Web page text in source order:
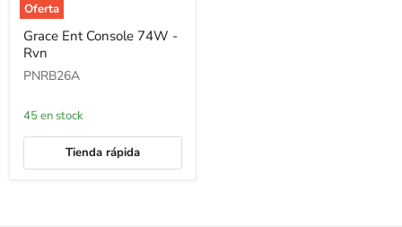
Oferta
Grace
Ent
Console
74W
Grace Ent Console 74W -
Rvn
PNRB26A
45 en stock
Tienda rápida